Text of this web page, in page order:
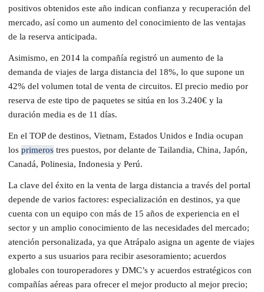
positivos obtenidos este año indican confianza y recuperación del
mercado, así como un aumento del conocimiento de las ventajas
de la reserva anticipada.
Asimismo, en 2014 la compañía registró un aumento de la
demanda de viajes de larga distancia del 18%, lo que supone un
42% del volumen total de venta de circuitos. El precio medio por
reserva de este tipo de paquetes se sitúa en los 3.240€ y la
duración media es de 11 días.
En el TOP de destinos, Vietnam, Estados Unidos e India ocupan
los primeros tres puestos, por delante de Tailandia, China, Japón,
Canadá, Polinesia, Indonesia y Perú.
La clave del éxito en la venta de larga distancia a través del portal
depende de varios factores: especialización en destinos, ya que
cuenta con un equipo con más de 15 años de experiencia en el
sector y un amplio conocimiento de las necesidades del mercado;
atención personalizada, ya que Atrápalo asigna un agente de viajes
experto a sus usuarios para recibir asesoramiento; acuerdos
globales con touroperadores y DMC’s y acuerdos estratégicos con
compañías aéreas para ofrecer el mejor producto al mejor precio;